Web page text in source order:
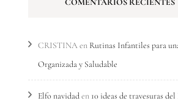
COMENTARIOS RECIENTES
CRISTINAen Rutinas Infantiles para
Organizada y Saludable
Elfo navidaden 10 ideas de travesuras del